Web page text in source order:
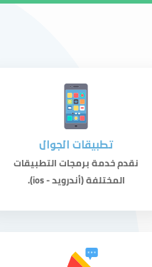
تطبيقات الجوال
نقدم خدمة برمجات التطبيقات
المختلفة (أندرويد - ios).